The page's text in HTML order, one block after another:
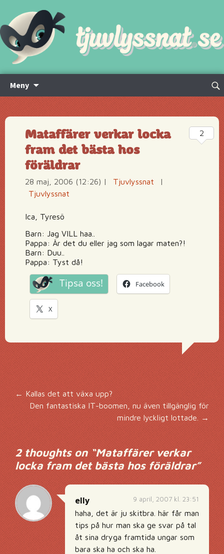
Meny
innehåll
Sök
Mataffärer verkar locka
fram det bästa hos
föräldrar
28 maj, 2006 (12:26) | Tjuvlyssnat
|
Tjuvlyssnat
Ica, Tyresö
Barn: Jag VILL haa..
Pappa: Är det du eller jag som lagar maten?!
Barn: Duu..
Pappa: Tyst då!
Tipsa oss! Facebook
X
2
Inläggsnavigering
←Kallas det att växa upp?
Den fantastiska IT-boomen, nu även tillgänglig för
mindre lyckligt lottade.→
2 thoughts on “Mataffärer verkar
locka fram det bästa hos föräldrar”
9 april, 2007 kl. 23:51
elly
haha, det är ju skitbra. här får man
tips på hur man ska ge svar på tal
åt sina dryga framtida ungar som
bara ska ha och ska ha.